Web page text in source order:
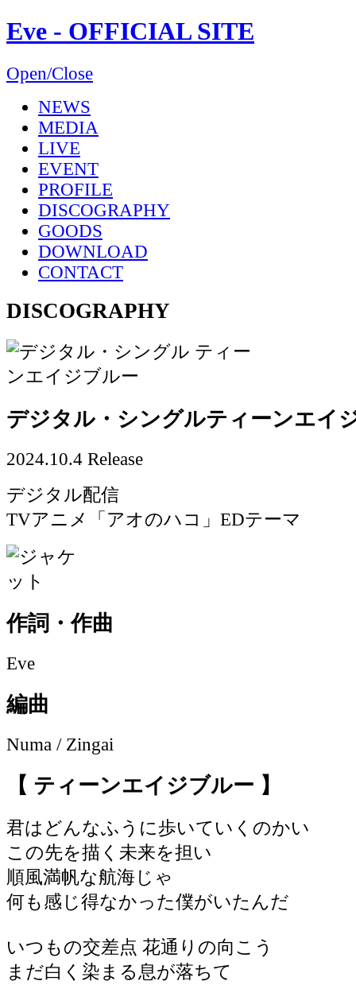
Eve - OFFICIAL SITE
Open/Close
NEWS
MEDIA
LIVE
EVENT
PROFILE
DISCOGRAPHY
GOODS
DOWNLOAD
CONTACT
DISCOGRAPHY
デジタル・シングルティーンエイ
2024.10.4 Release
デジタル配信
TVアニメ「アオのハコ」EDテーマ
作詞・作曲
Eve
編曲
Numa / Zingai
【 ティーンエイジブルー 】
君はどんなふうに歩いていくのかい
この先を描く未来を担い
順風満帆な航海じゃ
何も感じ得なかった僕がいたんだ
いつもの交差点 花通りの向こう
まだ白く染まる息が落ちて